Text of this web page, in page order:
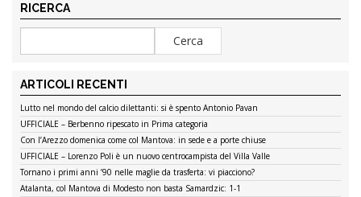
RICERCA
ARTICOLI RECENTI
Lutto nel mondo del calcio dilettanti: si è spento Antonio Pavan
UFFICIALE – Berbenno ripescato in Prima categoria
Con l’Arezzo domenica come col Mantova: in sede e a porte chiuse
UFFICIALE – Lorenzo Poli è un nuovo centrocampista del Villa Valle
Tornano i primi anni ’90 nelle maglie da trasferta: vi piacciono?
Atalanta, col Mantova di Modesto non basta Samardzic: 1-1